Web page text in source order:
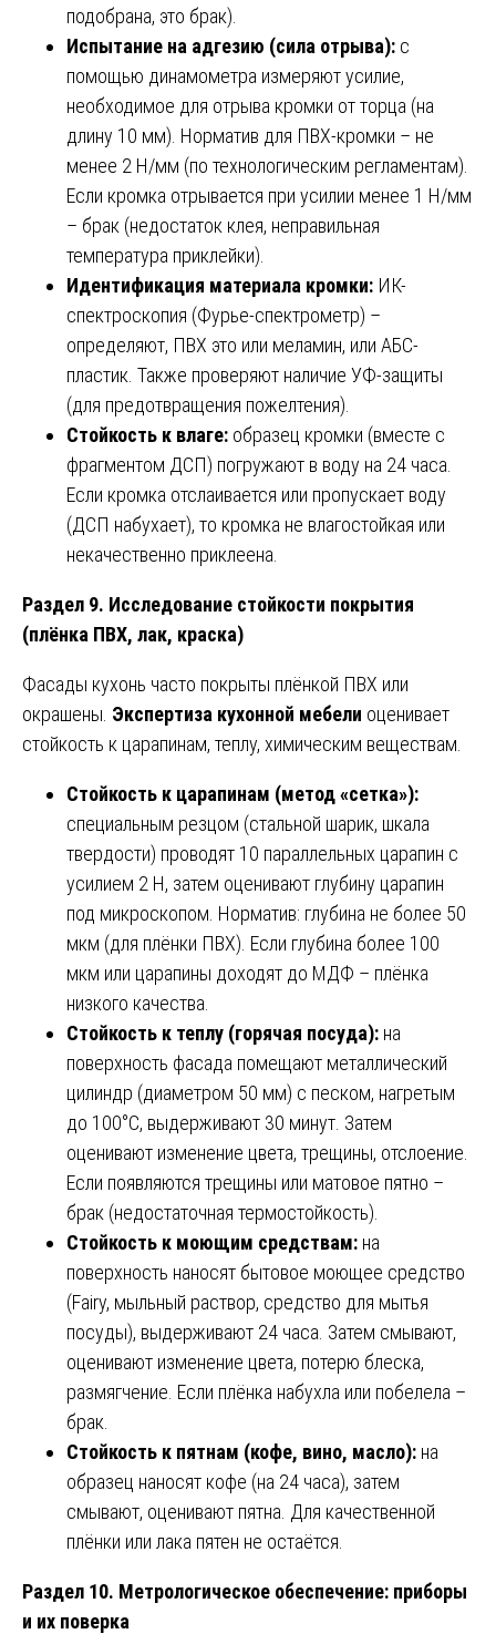
подобрана, это брак).
Испытание на адгезию (сила отрыва): с
помощью динамометра измеряют усилие,
необходимое для отрыва кромки от торца (на
длину 10 мм). Норматив для ПВХ-кромки – не
менее 2 Н/мм (по технологическим регламентам).
Если кромка отрывается при усилии менее 1 Н/мм
– брак (недостаток клея, неправильная
температура приклейки).
Идентификация материала кромки: ИК-
спектроскопия (Фурье-спектрометр) –
определяют, ПВХ это или меламин, или АБС-
пластик. Также проверяют наличие УФ-защиты
(для предотвращения пожелтения).
Стойкость к влаге: образец кромки (вместе с
фрагментом ДСП) погружают в воду на 24 часа.
Если кромка отслаивается или пропускает воду
(ДСП набухает), то кромка не влагостойкая или
некачественно приклеена.
Раздел 9. Исследование стойкости покрытия
(плёнка ПВХ, лак, краска)
Фасады кухонь часто покрыты плёнкой ПВХ или
окрашены. Экспертиза кухонной мебели оценивает
стойкость к царапинам, теплу, химическим веществам.
Стойкость к царапинам (метод «сетка»):
специальным резцом (стальной шарик, шкала
твердости) проводят 10 параллельных царапин с
усилием 2 Н, затем оценивают глубину царапин
под микроскопом. Норматив: глубина не более 50
мкм (для плёнки ПВХ). Если глубина более 100
мкм или царапины доходят до МДФ – плёнка
низкого качества.
Стойкость к теплу (горячая посуда): на
поверхность фасада помещают металлический
цилиндр (диаметром 50 мм) с песком, нагретым
до 100°C, выдерживают 30 минут. Затем
оценивают изменение цвета, трещины, отслоение.
Если появляются трещины или матовое пятно –
брак (недостаточная термостойкость).
Стойкость к моющим средствам: на
поверхность наносят бытовое моющее средство
(Fairy, мыльный раствор, средство для мытья
посуды), выдерживают 24 часа. Затем смывают,
оценивают изменение цвета, потерю блеска,
размягчение. Если плёнка набухла или побелела –
брак.
Стойкость к пятнам (кофе, вино, масло): на
образец наносят кофе (на 24 часа), затем
смывают, оценивают пятна. Для качественной
плёнки или лака пятен не остаётся.
Раздел 10. Метрологическое обеспечение: приборы
и их поверка